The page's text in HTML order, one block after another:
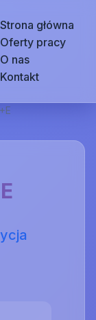
Strona główna
Oferty pracy
O nas
Kontakt